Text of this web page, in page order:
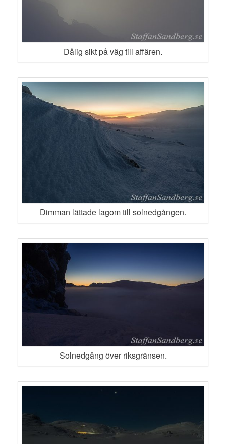
Dålig sikt på väg till affären.
Dimman lättade lagom till solnedgången.
Solnedgång över riksgränsen.